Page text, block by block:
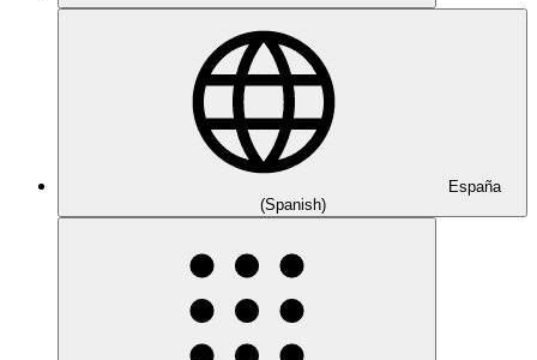
España
(Spanish)